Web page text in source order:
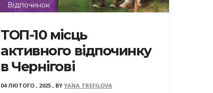
Відпочинок
ТОП-10 місць
активного відпочинку
в Чернігові
04 ЛЮТОГО , 2025, BY YANA TREFILOVA